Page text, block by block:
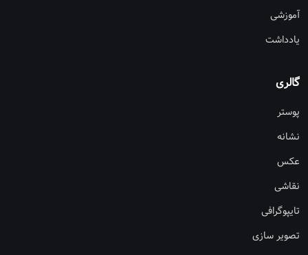
آموزشی
یادداشت
گالری
پوستر
نشانه
عکس
نقاشی
تایپوگرافی
تصویر سازی